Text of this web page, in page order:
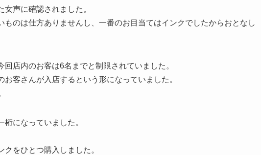
声に確認されました。
ものは仕方ありませんし、一番のお目当てはインクでしたからおとなし
店内のお客は6名までと制限されていました。
客さんが入店するという形になっていました。
になっていました。
をひとつ購入しました。